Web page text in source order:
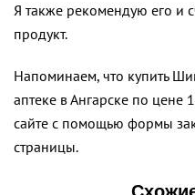
Я также рекомендую его и
продукт.
Напоминаем, что купить
аптеке в Ангарске по
сайте с помощью формы
страницы.